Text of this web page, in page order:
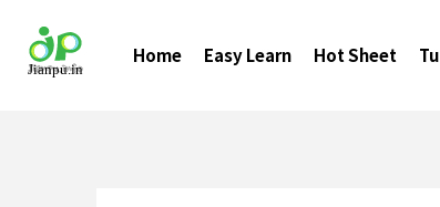
Home Easy Learn Hot Sheet